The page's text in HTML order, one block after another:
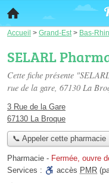
Accueil > Grand-Est > Bas-Rhin
SELARL
Cette fiche présente
rue de la gare, 67130 La
3 Rue de la Gare
67130 La Broque
📞 Appeler cette pharmacie
Pharmacie - Fermée, ouvre
Services :
accès PMR